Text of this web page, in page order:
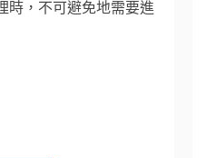
時，不可避免地需要進